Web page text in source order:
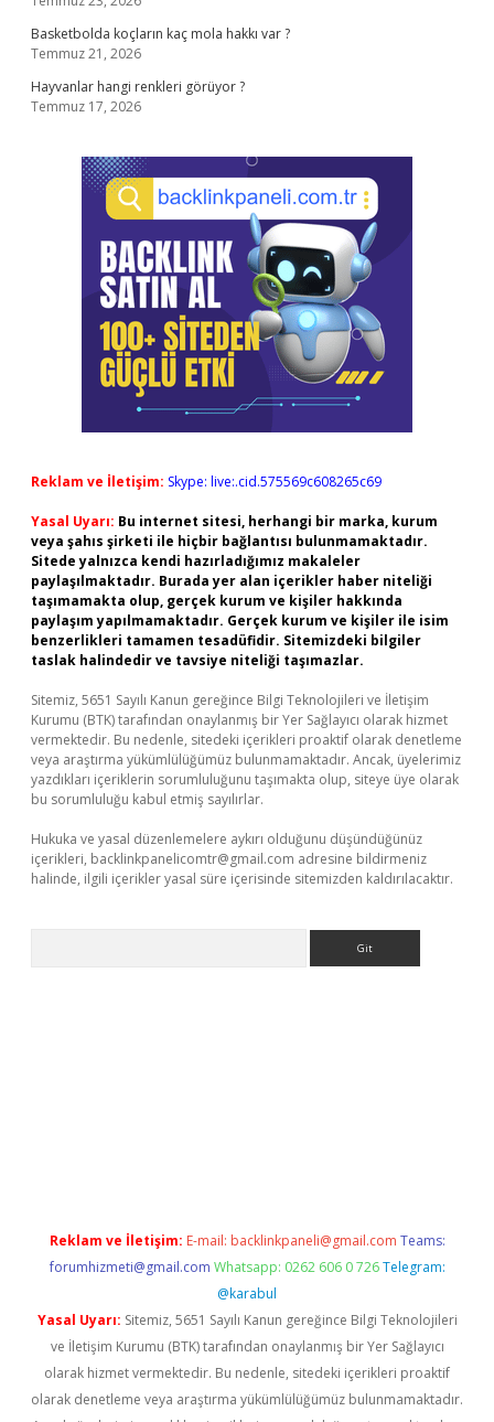
Basketbolda koçların kaç mola hakkı var ?
Temmuz 21, 2026
Hayvanlar hangi renkleri görüyor ?
Temmuz 17, 2026
Reklam ve İletişim: Skype: live:.cid.575569c608265c69
Yasal Uyarı: Bu internet sitesi, herhangi bir marka, kurum
veya şahıs şirketi ile hiçbir bağlantısı bulunmamaktadır.
Sitede yalnızca kendi hazırladığımız makaleler
paylaşılmaktadır. Burada yer alan içerikler haber niteliği
taşımamakta olup, gerçek kurum ve kişiler hakkında
paylaşım yapılmamaktadır. Gerçek kurum ve kişiler ile isim
benzerlikleri tamamen tesadüfidir. Sitemizdeki bilgiler
taslak halindedir ve tavsiye niteliği taşımazlar.
Sitemiz, 5651 Sayılı Kanun gereğince Bilgi Teknolojileri ve İletişim
Kurumu (BTK) tarafından onaylanmış bir Yer Sağlayıcı olarak hizmet
vermektedir. Bu nedenle, sitedeki içerikleri proaktif olarak denetleme
veya araştırma yükümlülüğümüz bulunmamaktadır. Ancak, üyelerimiz
yazdıkları içeriklerin sorumluluğunu taşımakta olup, siteye üye olarak
bu sorumluluğu kabul etmiş sayılırlar.
Hukuka ve yasal düzenlemelere aykırı olduğunu düşündüğünüz
içerikleri, backlinkpanelicomtr@gmail.com adresine bildirmeniz
halinde, ilgili içerikler yasal süre içerisinde sitemizden kaldırılacaktır.
Reklam ve İletişim: E-mail: backlinkpaneli@gmail.com Teams:
forumhizmeti@gmail.com Whatsapp: 0262 606 0 726 Telegram:
@karabul
Yasal Uyarı: Sitemiz, 5651 Sayılı Kanun gereğince Bilgi Teknolojileri
ve İletişim Kurumu (BTK) tarafından onaylanmış bir Yer Sağlayıcı
olarak hizmet vermektedir. Bu nedenle, sitedeki içerikleri proaktif
olarak denetleme veya araştırma yükümlülüğümüz bulunmamaktadır.